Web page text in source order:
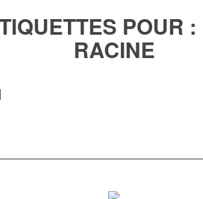
POUR :
RACINE